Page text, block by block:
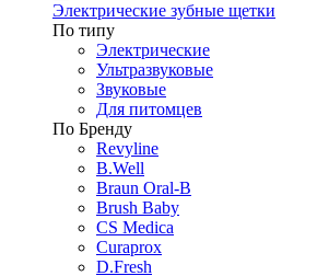
Электрические зубные щетки
По типу
Электрические
Ультразвуковые
Звуковые
Для питомцев
По Бренду
Revyline
B.Well
Braun Oral-B
Brush Baby
CS Medica
Curaprox
D.Fresh